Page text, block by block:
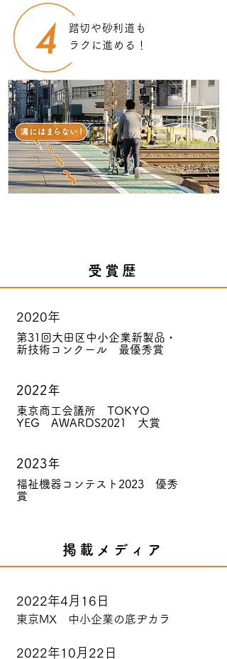
​踏切や砂利道も
ラクに進める！
受賞歴
2020年
第31回大田区中小企業新製品・
新技術コンクール 最優秀賞
2022年
東京商工会議所 TOKYO
YEG AWARDS2021 大賞
2023年
福祉機器コンテスト2023 優秀
賞
掲載メディア
2022年4月16日
東京MX 中小企業の底ヂカラ
2022年10月22日